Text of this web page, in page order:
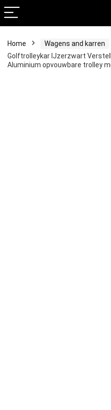
Home Wagens and karren
Golftrolleykar IJzerzwart
Aluminium opvouwbare trolley